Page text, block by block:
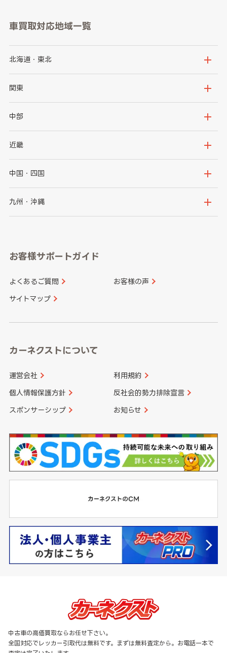
車買取対応地域一覧
北海道・東北
北海道
岩手県
秋田県
関東
茨城県
群馬県
千葉県
神奈川県
中部
新潟県
石川県
山梨県
愛知県
近畿
大阪府
京都府
和歌山県
中国・四国
鳥取県
山口県
香川県 愛媛県
九州・沖縄
長崎県
大分県 宮崎県
お客様サポートガイド
よくあるご質問 お客様の声
サイトマップ
カーネクストについて
運営会社 利用規約
個人情報保護方針 反社会的勢力排除宣言
スポンサーシップ お知らせ
中古車の高価買取ならお任せ下さい。
全国対応でレッカー引取代は無料です。まずは無料査定から。お電話一本で